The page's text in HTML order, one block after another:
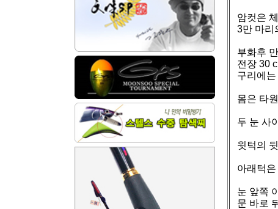
암컷은
3만 마리
부화후
전장 30
구리에
몸은 타
두 눈 사
윗턱의
아래턱
눈 앞쪽
문 바로